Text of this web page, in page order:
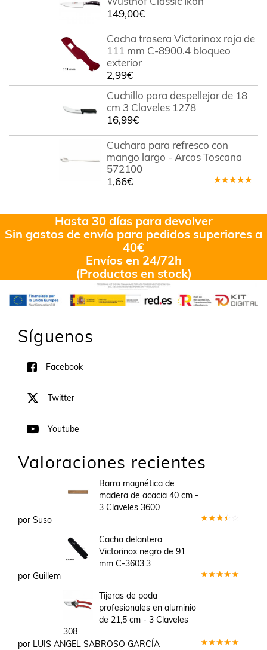
149,00€
Cacha trasera Victorinox roja de
111 mm C-8900.4 bloqueo
exterior
2,99€
Cuchillo para despellejar de 18
cm 3 Claveles 1278
16,99€
Cuchara para refresco con
mango largo - Arcos Toscana
572100
1,66€
Hasta 30 días para devolver
Sin gastos de envío para pedidos superiores a
40€
Envíos en 24/72h
(Productos en stock)
Síguenos
Facebook
Twitter
Youtube
Valoraciones recientes
Barra magnética de
madera de acacia 40 cm -
3 Claveles 3600
por Suso
Cacha delantera
Victorinox negro de 91
mm C-3603.3
por Guillem
Tijeras de poda
profesionales en aluminio
de 21,5 cm - 3 Claveles
308
por LUIS ANGEL SABROSO GARCÍA